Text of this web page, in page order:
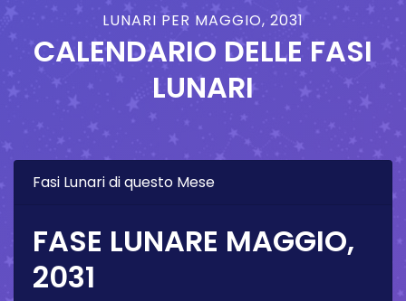
LUNARI PER MAGGIO, 2031
CALENDARIO DELLE FASI
LUNARI
Fasi Lunari di questo Mese
FASE LUNARE MAGGIO,
2031